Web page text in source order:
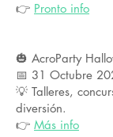
👉 Pronto info
🎃 AcroParty
📅 31 Octubre
💡 Talleres,
diversión.
👉 Más info